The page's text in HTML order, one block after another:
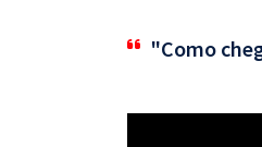
"Como